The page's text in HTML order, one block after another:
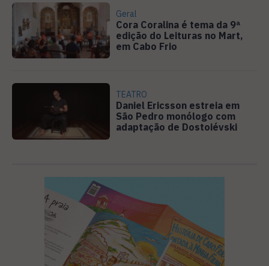
Geral
Cora Coralina é tema da 9ª
edição do Leituras no Mart,
em Cabo Frio
TEATRO
Daniel Ericsson estreia em
São Pedro monólogo com
adaptação de Dostoiévski